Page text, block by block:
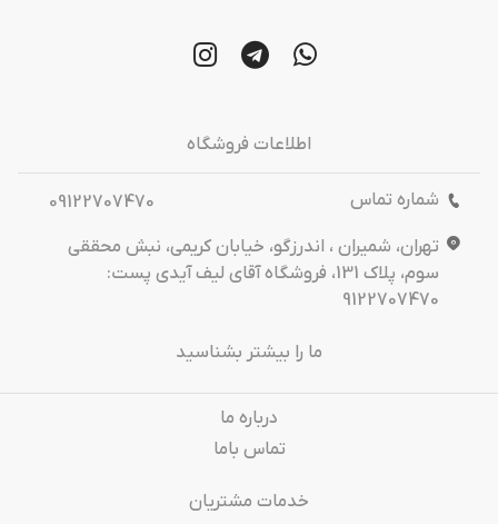
اطلاعات فروشگاه
شماره تماس
09122707470
تهران، شمیران ، اندرزگو، خیابان کریمی، نبش محققی
سوم، پلاک 131، فروشگاه آقای لیف آیدی پست:
9122707470
ما را بیشتر بشناسید
درباره‌ ما
تماس باما
خدمات مشتریان